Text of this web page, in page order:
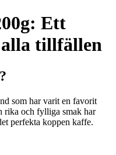
Ett
tillfällen
som har varit en favorit
rika och fylliga smak har
perfekta koppen kaffe.